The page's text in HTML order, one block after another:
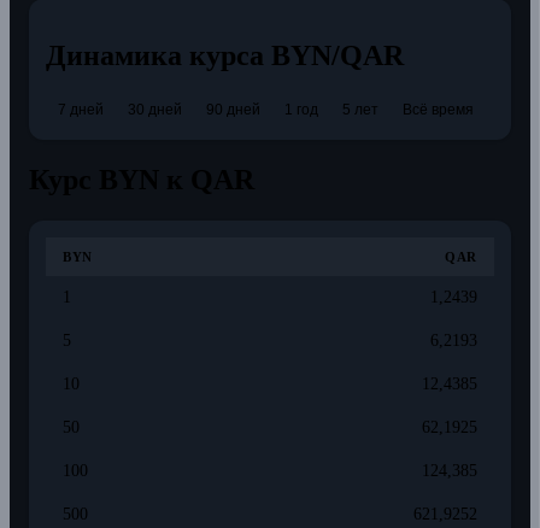
Динамика курса BYN/QAR
7 дней 30 дней 90 дней 1 год 5 лет Всё время
BYN QAR
1 1,2439
5 6,2193
10 12,4385
50 62,1925
100 124,385
500 621,9252